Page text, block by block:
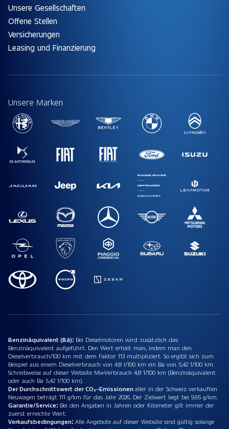
Unsere Gesellschaften
Offene Stellen
Versicherungen
Leasing und Finanzierung
Unsere Marken
Benzinäquivalent (Bä): Bei Dieselmotoren wird zusätzlich das
Benzinäquivalent aufgeführt. Den Wert erhält man, indem man den
Dieselverbrauch/100 km mit dem Faktor 113 multipliziert. So ergibt sich zum
Beispiel aus einem Dieselverbrauch von 4,8 l/100 km ein Ba von 5,42 1/100 km.
Schreibweise auf dieser Website Mix-Verbrauch 4,8 1/100 km (Benzinäquivalent
oder auch Ba 5,42 1/100 km).
Der Durchschnittswert der CO₂-Emissionenaller in der Schweiz verkauften
Neuwagen beträgt 111 g/km für das Jahr 2026. Der Zielwert liegt bei 93.6 g/km.
Garantie/Service: Bei den Angaben in Jahren oder Kilometer gilt immer der
zuerst erreichte Wert.
Verkaufsbedingungen: Alle Angebote auf dieser Website sind gültig solange